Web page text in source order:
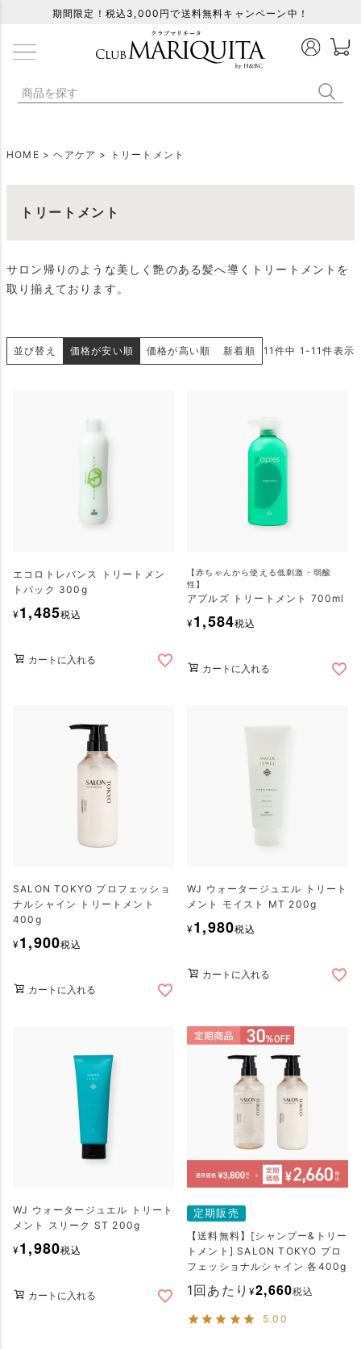
期間限定！税込3,000円で送料無料キャンペーン中！
HOME ヘアケア トリートメント
トリートメント
サロン帰りのような美しく艶のある髪へ導くトリートメントを
取り揃えております。
並び替え 価格が安い順 価格が高い順 新着順 11 件中 1 -11件表示
エコロトレバンス トリートメン
トパック 300g
¥1,485税込
カートに入れる
【赤ちゃんから使える低刺激・弱酸
性】
アプルズ トリートメント 700ml
¥1,584税込
カートに入れる
SALON TOKYO プロフェッショ
ナルシャイン トリートメント
400g
¥1,900税込
カートに入れる
WJ ウォータージュエル トリート
メント モイスト MT 200g
¥1,980税込
カートに入れる
WJ ウォータージュエル トリート
メント スリーク ST 200g
¥1,980税込
カートに入れる
定期販売
【送料無料】[シャンプー&トリー
トメント] SALON TOKYO プロ
フェッショナルシャイン 各400g
1回あたり ¥2,660税込
5.00